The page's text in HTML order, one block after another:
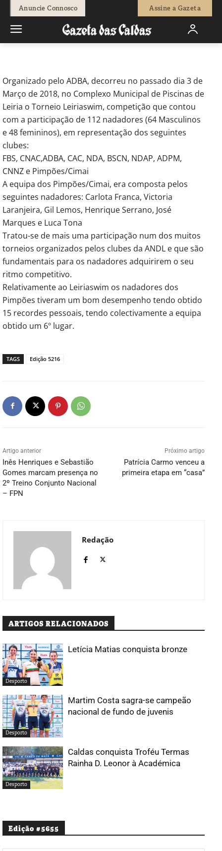
Anuncie Connosco Assine a Gazeta
Redação - 13 de Março, 2018 0
Organizado pelo ADBA, decorreu no passado dia 3 de
Março de 2018, no Complexo Municipal de Piscinas de
Leiria o Torneio Leiriaswim, competição que contou
com a participação de 112 nadadores (64 Masculinos
e 48 femininos), em representação dos seguintes
clubes:
FBS, CNAC,ADBA, CAC, NDA, BSCN, NDAP, ADPM,
CNNZ e Pimpões/Cimai
A equipa dos Pimpões/Cimai, era composta pelos
seguintes nadadores: Carlota Franca, Victoria
Laranjeira, Gil Lemos, Henrique Serrano, José
Marques e Luca Tona
Tratou-se de mais uma participação num dos muitos
torneios organizados pelos clubes da ANDL e que são
fundamentais para os nadadores adquirirem o seu
ritmo competitivo.
Relativamente ao Leiriaswim os nadadores dos
Pimpões tiveram um bom desempenho tendo obtido
15 recordes pessoais, tendo colectivamente a equipa
obtido um 6º lugar.
TAGS Edição 5216
Artigo anterior
Inês Henriques e Sebastião
Gomes marcam presença no
2º Treino Conjunto Nacional
– FPN
Próximo artigo
Patrícia Carmo venceu a
primeira etapa em “casa”
Redação
ARTIGOS RELACIONADOS
Desporto
Letícia Matias conquista bronze
Desporto
Martim Costa sagra-se campeão
nacional de fundo de juvenis
Desporto
Caldas conquista Troféu Termas
Rainha D. Leonor à Académica
Edição #5655